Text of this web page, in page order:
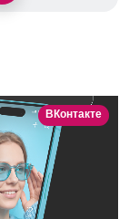
ВКонтакте